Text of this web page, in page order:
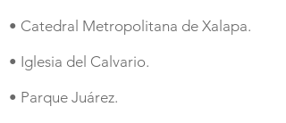
• Catedral Metropolitana de Xalapa.
• Iglesia del Calvario.
• Parque Juárez.